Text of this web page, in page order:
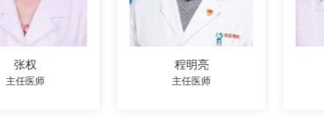
张权
主任医师
程明亮
主任医师